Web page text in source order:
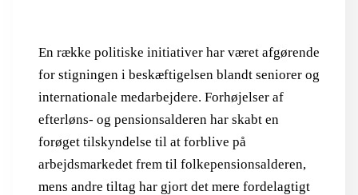
En række politiske initiativer har været afgørende
for stigningen i beskæftigelsen blandt seniorer og
internationale medarbejdere. Forhøjelser af
efterløns- og pensionsalderen har skabt en
forøget tilskyndelse til at forblive på
arbejdsmarkedet frem til folkepensionsalderen,
mens andre tiltag har gjort det mere fordelagtigt